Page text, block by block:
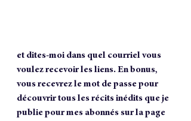
et dites-moi dans quel courriel vous
voulez recevoir les liens. En bonus,
vous recevrez le mot de passe pour
découvrir tous les récits inédits que je
publie pour mes abonnés sur la page